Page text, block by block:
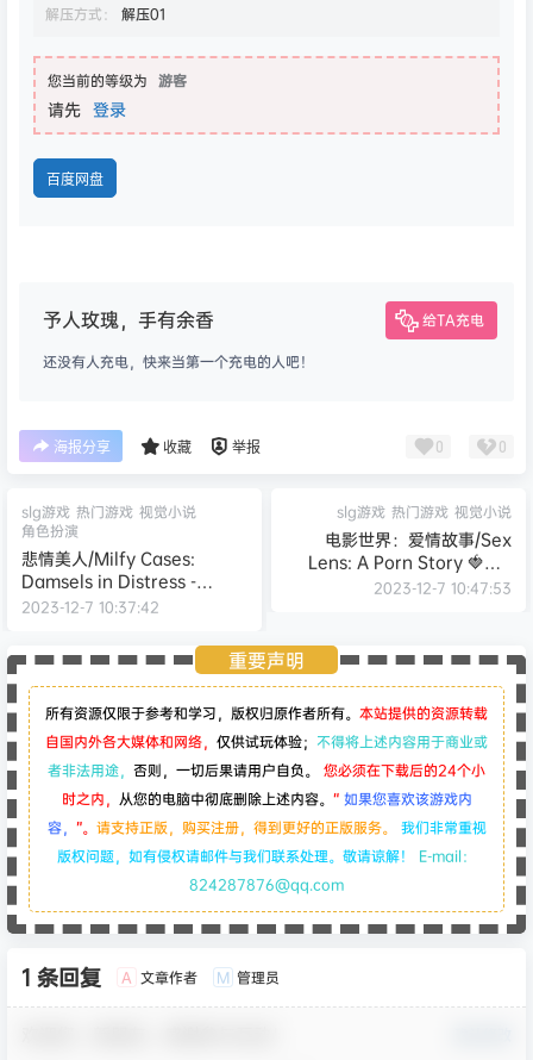
解压方式：
解压01
您当前的等级为 游客
请先 登录
百度网盘
予人玫瑰，手有余香 给TA充电
还没有人充电，快来当第一个充电的人吧！
海报分享 收藏 举报 0 0
slg游戏 热门游戏 视觉小说
角色扮演
悲情美人/Milfy Cases:
Damsels in Distress -
（Build.12624609-0.17-新章
2023-12-7 10:37:42
slg游戏 热门游戏 视觉小说
电影世界：爱情故事/Sex
Lens: A Porn Story 🍓🎥 -
（Build.12623744）
2023-12-7 10:47:53
重要声明
所有资源仅限于参考和学习，版权归原作者所有。 本站提供的资源转载
自国内外各大媒体和网络， 仅供试玩体验； 不得将上述内容用于商业或
者非法用途， 否则，一切后果请用户自负。
您必须在下载后的24个小
时之内， 从您的电脑中彻底删除上述内容。 “如果您喜欢该游戏内
容， ”。 请支持正版，购买注册，得到更好的正版服务。 我们非常重视
版权问题，如有侵权请邮件与我们联系处理。敬请谅解！ E-mail：
824287876@qq.com
1 条回复 A 文章作者 M 管理员